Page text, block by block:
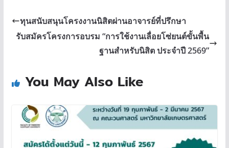
ทุนสนับสนุนโครงงานนิสิตผ่านอาจารย์ที่ปรึกษา
รับสมัครโครงการอบรม “การใช้งานเลื่อยโซ่ยนต์ขั้นพื้น
ฐานสำหรับนิสิต ประจำปี 2569”
You May Also Like